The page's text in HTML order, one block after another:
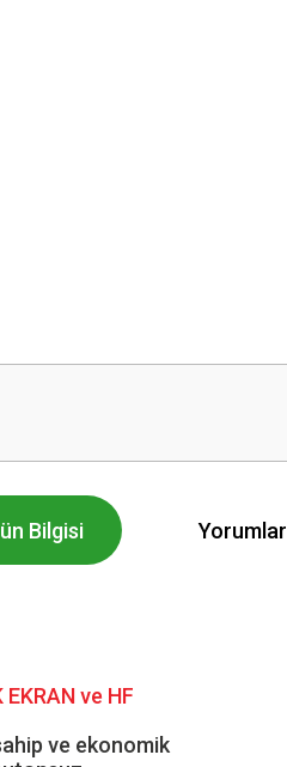
Bilgisi Yorumlar
EKRAN ve HF
sahip